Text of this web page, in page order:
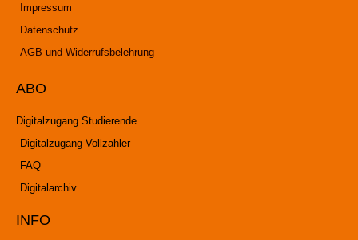
Impressum
Datenschutz
AGB und Widerrufsbelehrung
ABO
Digitalzugang Studierende
Digitalzugang Vollzahler
FAQ
Digitalarchiv
INFO